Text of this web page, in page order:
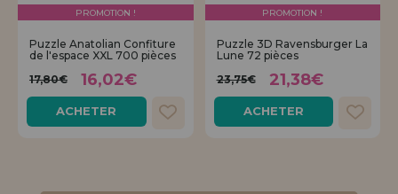
PROMOTION !
Puzzle Anatolian Confiture
de l'espace XXL 700 pièces
17,80€
16,02€
ACHETER
PROMOTION !
Puzzle 3D Ravensburger La
Lune 72 pièces
23,75€
21,38€
ACHETER